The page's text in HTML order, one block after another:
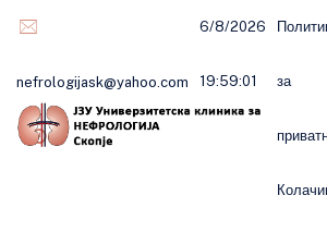
nefrologijask@yahoo.com
6/8/2026
19:59:01 за